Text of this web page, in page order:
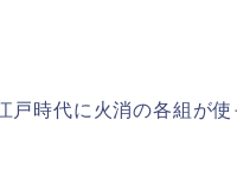
戸時代に火消の各組が使